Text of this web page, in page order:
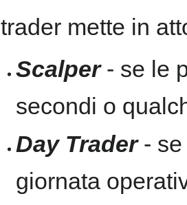
trader mette in
Scalper- se le
secondi o
Day Trader- se
giornata